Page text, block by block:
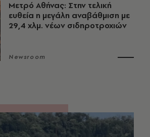
Μετρό Αθήνας: Στην τελική
ευθεία η μεγάλη αναβάθμιση με
29,4 χλμ. νέων σιδηροτροχιών
Newsroom